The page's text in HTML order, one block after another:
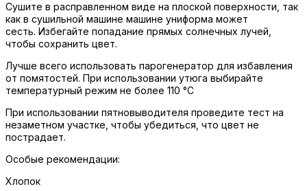
Сушите в расправленном виде на плоской поверхности, так
как в сушильной машине машине униформа может
сесть. Избегайте попадание прямых солнечных лучей,
чтобы сохранить цвет.
Лучше всего использовать парогенератор для избавления
от помятостей. При использовании утюга выбирайте
температурный режим не более 110 °C
При использовании пятновыводителя проведите тест на
незаметном участке, чтобы убедиться, что цвет не
пострадает.
Особые рекомендации:
Хлопок